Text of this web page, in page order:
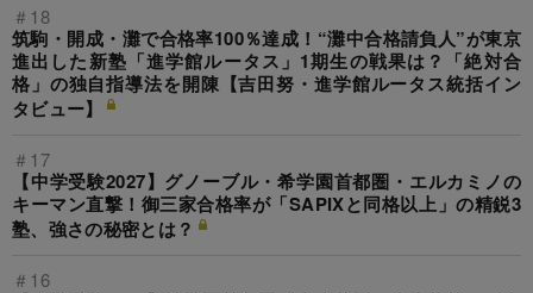
＃18
筑駒・開成・灘で合格率100％達成！“灘中合格請負人”が東京
進出した新塾「進学館ルータス」1期生の戦果は？「絶対合
格」の独自指導法を開陳【吉田努・進学館ルータス統括イン
タビュー】
＃17
【中学受験2027】グノーブル・希学園首都圏・エルカミノの
キーマン直撃！御三家合格率が「SAPIXと同格以上」の精鋭3
塾、強さの秘密とは？
＃16